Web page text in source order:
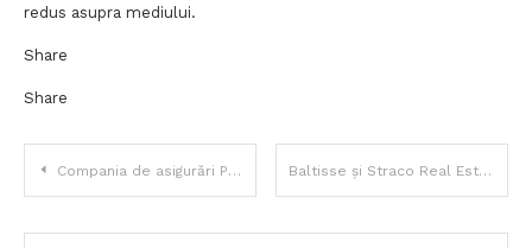
redus asupra mediului.
Share
Share
Navigare
în
Compania de asigurări PIB Group (UK) și STEIN Bestasig (RO) se asociază pentru operațiuni de fuziuni și achiziții, cu obiectivul de a prelua circa 20 de brokeri de asigurări din România Baltisse și Straco Real Estate intră pe piața din România și Polonia prin achiziția unui pachet majoritar în cadrul SPEEDWELL